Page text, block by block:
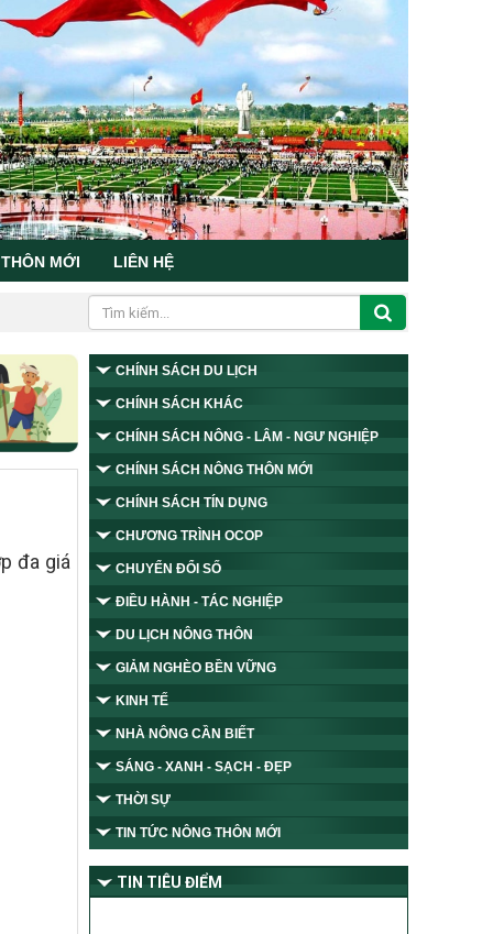
MỚI LIÊN HỆ
đa giá
CHÍNH SÁCH DU LỊCH
CHÍNH SÁCH KHÁC
CHÍNH SÁCH NÔNG - LÂM - NGƯ NGHIỆP
CHÍNH SÁCH NÔNG THÔN MỚI
CHÍNH SÁCH TÍN DỤNG
CHƯƠNG TRÌNH OCOP
CHUYỂN ĐỔI SỐ
ĐIỀU HÀNH - TÁC NGHIỆP
DU LỊCH NÔNG THÔN
GIẢM NGHÈO BỀN VỮNG
KINH TẾ
NHÀ NÔNG CẦN BIẾT
SÁNG - XANH - SẠCH - ĐẸP
THỜI SỰ
TIN TỨC NÔNG THÔN MỚI
TIN TIÊU ĐIỂM